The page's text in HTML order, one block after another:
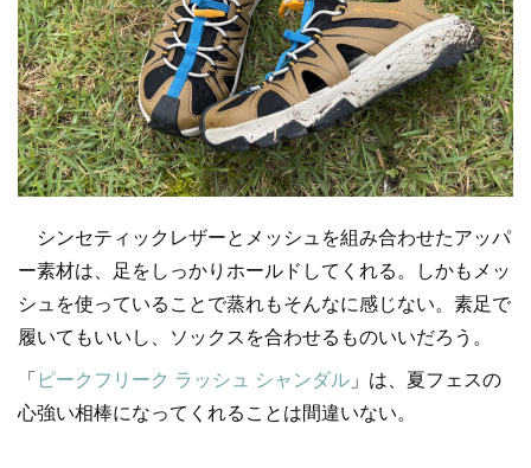
シンセティックレザーとメッシュを組み合わせたアッパ
ー素材は、足をしっかりホールドしてくれる。しかもメッ
シュを使っていることで蒸れもそんなに感じない。素足で
履いてもいいし、ソックスを合わせるものいいだろう。
「ピークフリーク ラッシュ シャンダル 」は、夏フェスの
心強い相棒になってくれることは間違いない。